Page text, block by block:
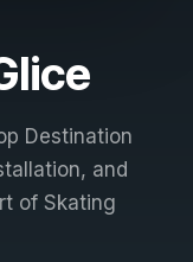
Destination
and
of Skating